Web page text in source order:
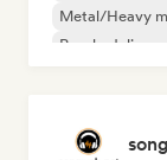
Metal/Heavy